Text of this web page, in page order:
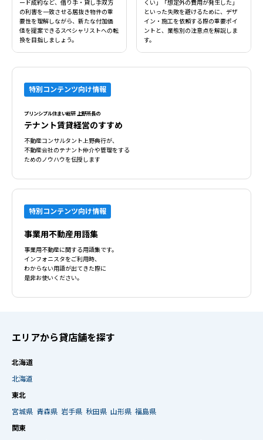
ード成約など、借り手・貸し手双方
の利害を一致させる居抜き物件の重
要性を理解しながら、新たな付加価
値を提案できるスペシャリストへの転
換を目指しましょう。
くい」「想定外の費用が発生した」
といった失敗を避けるために、デザ
イン・施工を依頼する際の重要ポイ
ントと、業態別の注意点を解説しま
す。
特別コンテンツ向け情報
プリンシプル住まい総研 上野所長の
テナント賃貸経営のすすめ
不動産コンサルタント上野典行が、
不動産会社のテナント仲介や管理をする
ためのノウハウを伝授します
特別コンテンツ向け情報
事業用不動産用語集
事業用不動産に関する用語集です。
インフォニスタをご利用時、
わからない用語が出てきた際に
是非お使いください。
エリアから貸店舗を探す
北海道
北海道
東北
宮城県 青森県 岩手県 秋田県 山形県 福島県
関東